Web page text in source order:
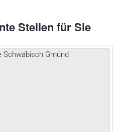
Stellen für Sie